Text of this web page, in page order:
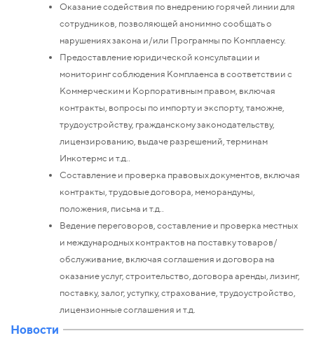
Оказание содействия по внедрению горячей линии для
сотрудников, позволяющей анонимно сообщать о
нарушениях закона и/или Программы по Комплаенсу.
Предоставление юридической консультации и
мониторинг соблюдения Комплаенса в соответствии с
Коммерческим и Корпоративным правом, включая
контракты, вопросы по импорту и экспорту, таможне,
трудоустройству, гражданскому законодательству,
лицензированию, выдаче разрешений, терминам
Инкотермс и т.д..
Составление и проверка правовых документов, включая
контракты, трудовые договора, меморандумы,
положения, письма и т.д..
Ведение переговоров, составление и проверка местных
и международных контрактов на поставку товаров/
обслуживание, включая соглашения и договора на
оказание услуг, строительство, договора аренды, лизинг,
поставку, залог, уступку, страхование, трудоустройство,
лицензионные соглашения и т.д.
Новости